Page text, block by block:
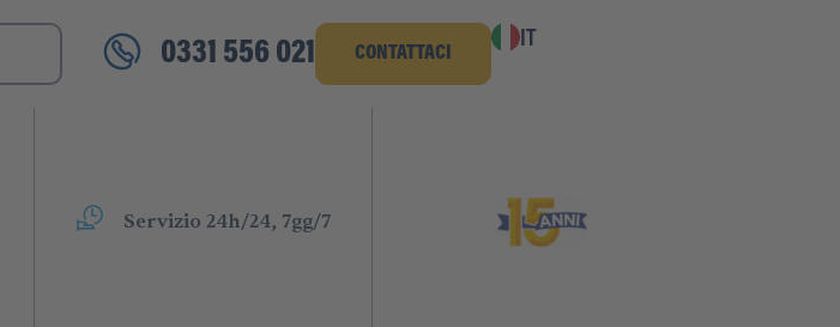
0331 556 021 CONTATTACI
IT
Servizio 24h/24, 7gg/7